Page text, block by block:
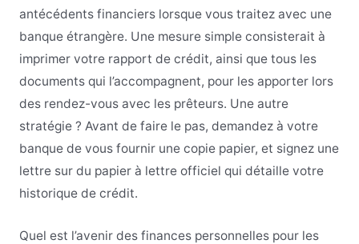
antécédents financiers lorsque vous traitez avec une
banque étrangère. Une mesure simple consisterait à
imprimer votre rapport de crédit, ainsi que tous les
documents qui l’accompagnent, pour les apporter lors
des rendez-vous avec les prêteurs. Une autre
stratégie ? Avant de faire le pas, demandez à votre
banque de vous fournir une copie papier, et signez une
lettre sur du papier à lettre officiel qui détaille votre
historique de crédit.
Quel est l’avenir des finances personnelles pour les